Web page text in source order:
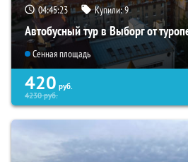
04:45:22 Купили:9
Автобусный тур в Выборг от
Сенная площадь
420 руб.
4230руб.